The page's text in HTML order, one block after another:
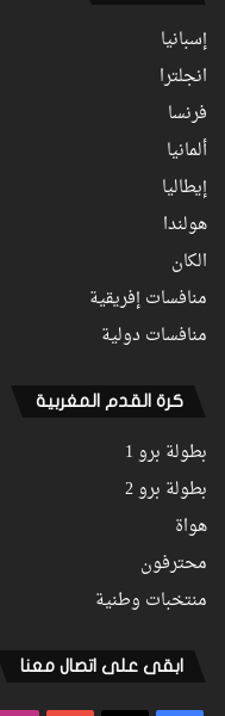
إسبانيا
انجلترا
فرنسا
ألمانيا
إيطاليا
هولندا
الكان
منافسات إفريقية
منافسات دولية
كرة القدم المغربية
بطولة برو 1
بطولة برو 2
هواة
محترفون
منتخبات وطنية
ابقى على اتصال معنا